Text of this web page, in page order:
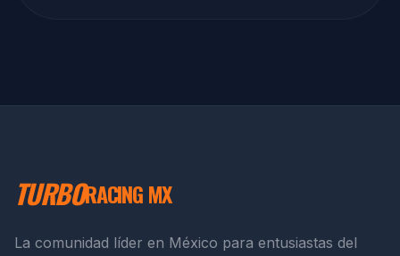
TURBORACING MX
La comunidad líder en México para entusiastas del